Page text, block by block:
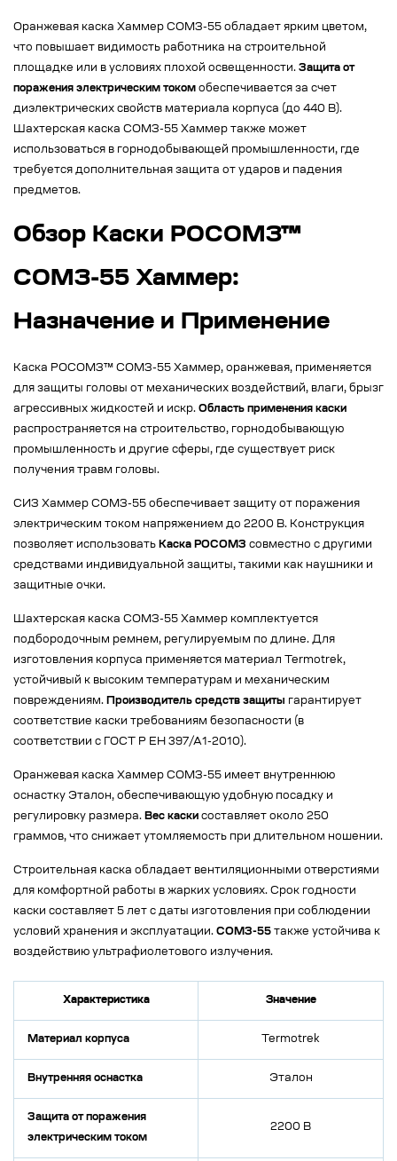
Оранжевая каска Хаммер СОМЗ-55 обладает ярким цветом,
что повышает видимость работника на строительной
площадке или в условиях плохой освещенности. Защита от
поражения электрическим током обеспечивается за счет
диэлектрических свойств материала корпуса (до 440 В).
Шахтерская каска СОМЗ-55 Хаммер также может
использоваться в горнодобывающей промышленности, где
требуется дополнительная защита от ударов и падения
предметов.
Обзор Каски РОСОМЗ™
СОМЗ-55 Хаммер:
Назначение и Применение
Каска РОСОМЗ™ СОМЗ-55 Хаммер, оранжевая, применяется
для защиты головы от механических воздействий, влаги, брызг
агрессивных жидкостей и искр. Область применения каски
распространяется на строительство, горнодобывающую
промышленность и другие сферы, где существует риск
получения травм головы.
СИЗ Хаммер СОМЗ-55 обеспечивает защиту от поражения
электрическим током напряжением до 2200 В. Конструкция
позволяет использовать Каска РОСОМЗ совместно с другими
средствами индивидуальной защиты, такими как наушники и
защитные очки.
Шахтерская каска СОМЗ-55 Хаммер комплектуется
подбородочным ремнем, регулируемым по длине. Для
изготовления корпуса применяется материал Termotrek,
устойчивый к высоким температурам и механическим
повреждениям. Производитель средств защиты гарантирует
соответствие каски требованиям безопасности (в
соответствии с ГОСТ Р ЕН 397/А1-2010).
Оранжевая каска Хаммер СОМЗ-55 имеет внутреннюю
оснастку Эталон, обеспечивающую удобную посадку и
регулировку размера. Вес каски составляет около 250
граммов, что снижает утомляемость при длительном ношении.
Строительная каска обладает вентиляционными отверстиями
для комфортной работы в жарких условиях. Срок годности
каски составляет 5 лет с даты изготовления при соблюдении
условий хранения и эксплуатации. СОМЗ-55 также устойчива к
воздействию ультрафиолетового излучения.
Характеристика Значение
Материал корпуса Termotrek
Внутренняя оснастка Эталон
Защита от поражения
электрическим током
2200 В